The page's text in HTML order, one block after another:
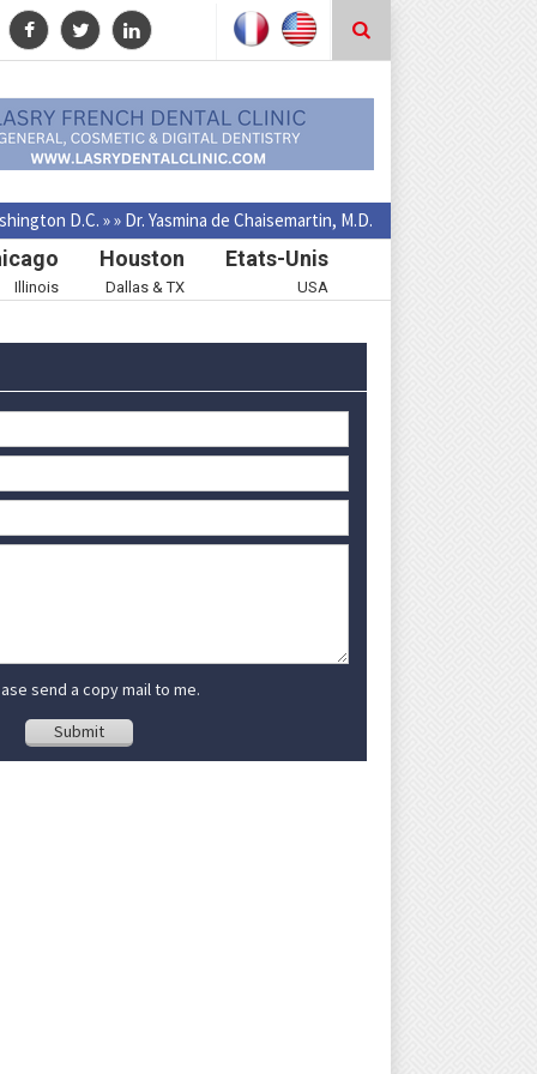
D.C. »» Dr. Yasmina de Chaisemartin, M.D.
Illinois
Houston
Dallas & TX
Etats-Unis
USA
send a copy mail to me.